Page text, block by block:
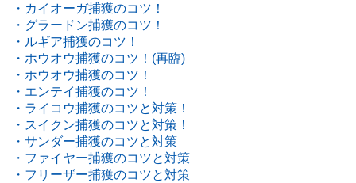
・カイオーガ捕獲のコツ！
・グラードン捕獲のコツ！
・ルギア捕獲のコツ！
・ホウオウ捕獲のコツ！(再臨)
・ホウオウ捕獲のコツ！
・エンテイ捕獲のコツ！
・ライコウ捕獲のコツと対策！
・スイクン捕獲のコツと対策！
・サンダー捕獲のコツと対策
・ファイヤー捕獲のコツと対策
・フリーザー捕獲のコツと対策